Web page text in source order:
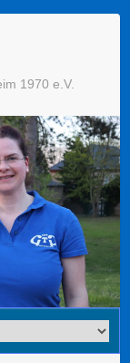
1970 e.V.